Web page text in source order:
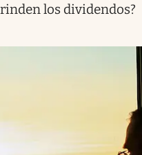
los dividendos?